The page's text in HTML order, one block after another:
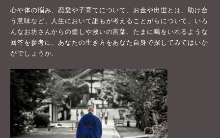
心や体の悩み、恋愛や子育てについて、お金や出世とは、助け合
う意味など、人生において誰もが考えることがらについて、いろ
んなお坊さんからの癒しや救いの言葉、たまに喝をいれるような
回答を参考に、あなたの生き方をあなた自身で探してみてはいか
がでしょうか。